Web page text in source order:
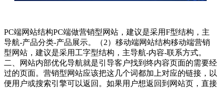
PC端网站结构PC端做营销型网站，建议是采用F型结构，主
导航-产品分类-产品展示。（2）移动端网站结构移动端营销
型网站，建议是采用工字型结构，主导航-内容-联系方式。
二、网站内部优化导航就是引导客户找到终内容页面的需要经
过的页面。营销型网站应该把这几个词都加上对应的链接，以
便用户或搜索引擎可以返回。如果用户想返回到网站页，直接